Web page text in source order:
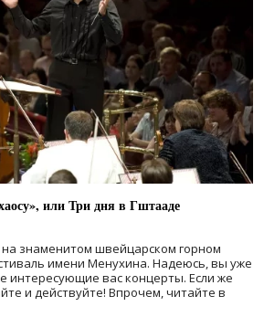
или Три дня в Гштааде
на знаменитом швейцарском горном
имени Менухина. Надеюсь, вы уже
интересующие вас концерты. Если же
и действуйте! Впрочем, читайте в